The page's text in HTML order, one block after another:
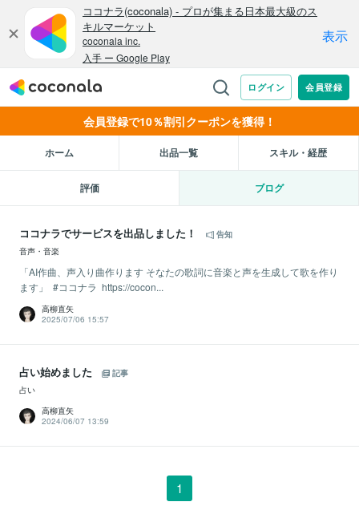
会員登録で10％割引クーポンを獲得！
ホーム 出品一覧 スキル・経歴
評価 ブログ
ココナラでサービスを出品しました！
告知
音声・音楽
「AI作曲、声入り曲作ります そなたの歌詞に音楽と声を生成して歌を作り
ます」 #ココナラ https://cocon...
高柳直矢
2025/07/06 15:57
占い始めました
記事
占い
高柳直矢
2024/06/07 13:59
1